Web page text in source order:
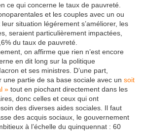
ce qui concerne le taux de pauvreté.
et les couples avec un ou
situation légérement s’améliorer, les
seraient particulièrement impactées,
du taux de pauvreté.
on affirme que rien n’est encore
en dit long sur la politique
et ses ministres. D’une part,
partie de sa base sociale avec un soit
» tout en piochant directement dans les
donc celles et ceux qui ont
des diverses aides sociales. Il faut
des acquis sociaux, le gouvernement
à l’échelle du quinquennat : 60